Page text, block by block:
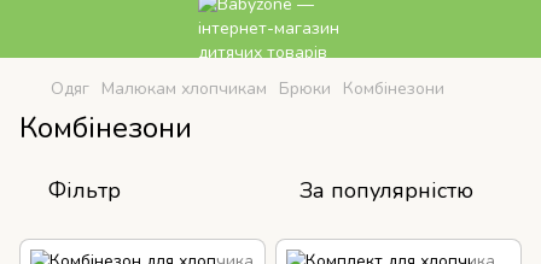
Одяг Малюкам хлопчикам Брюки Комбінезони
Комбінезони
Фільтр За популярністю